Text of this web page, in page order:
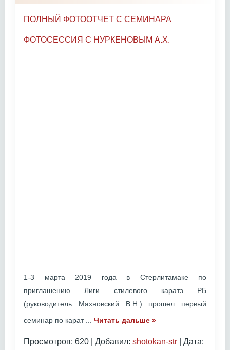
ПОЛНЫЙ ФОТООТЧЕТ С СЕМИНАРА
ФОТОСЕССИЯ С НУРКЕНОВЫМ А.Х.
1-3 марта 2019 года в Стерлитамаке по
приглашению Лиги стилевого каратэ РБ
(руководитель Махновский В.Н.) прошел первый
семинар по карат
Читать дальше »
Просмотров: 620 | Добавил: shotokan-str | Дата: